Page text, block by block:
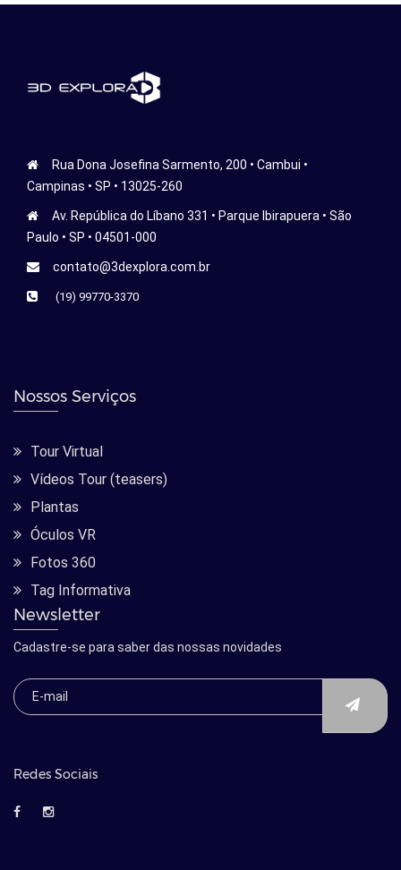
Rua Dona Josefina Sarmento, 200 • Cambui •
Campinas • SP • 13025-260
Av. República do Líbano 331 • Parque Ibirapuera • São
Paulo • SP • 04501-000
contato@3dexplora.com.br
(19) 99770-3370
Nossos Serviços
Tour Virtual
Vídeos Tour (teasers)
Plantas
Óculos VR
Fotos 360
Tag Informativa
Newsletter
Cadastre-se para saber das nossas novidades
Redes Sociais